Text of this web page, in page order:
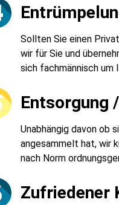
Sollten Sie einen
wir für Sie und
sich fachmännisch um
Entsorgung
Unabhängig davon ob
angesammelt hat, wir
nach Norm
Zufriedener